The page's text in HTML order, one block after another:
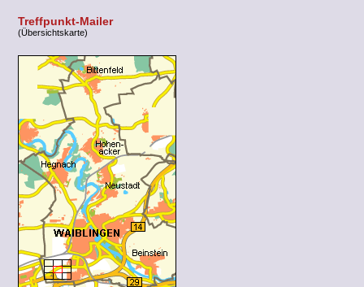
Treffpunkt-Mailer
(Übersichtskarte)